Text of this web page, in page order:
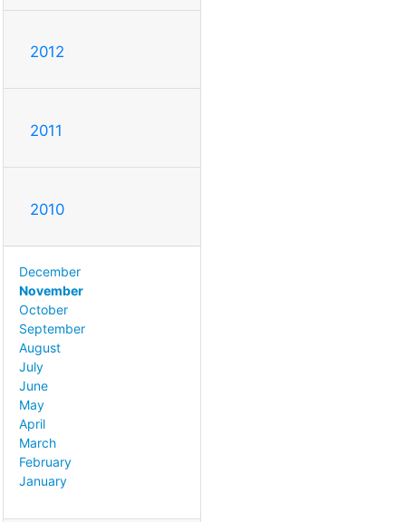
2012
2011
2010
December
November
October
September
August
July
June
May
April
March
February
January